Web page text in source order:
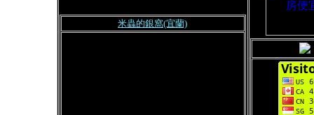
米蟲的銀窩(宜蘭)